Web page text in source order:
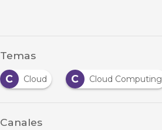
Temas
C Cloud C Cloud Computing
Canales